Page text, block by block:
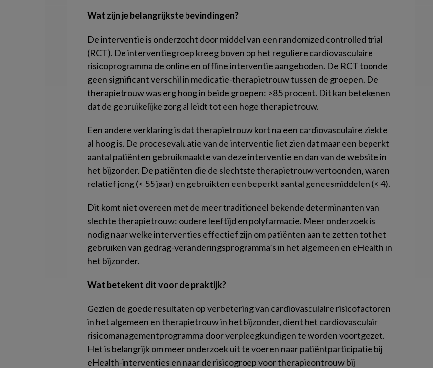
Wat zijn je belangrijkste bevindingen?
De interventie is onderzocht door middel van een randomized controlled trial
(RCT). De interventiegroep kreeg boven op het reguliere cardiovasculaire
risicoprogramma de online en offline interventie aangeboden. De RCT toonde
geen significant verschil in medicatie-therapietrouw tussen de groepen. De
therapietrouw was erg hoog in beide groepen: >85 procent. Dit kan betekenen
dat de gebruikelijke zorg al leidt tot een hoge therapietrouw.
Een andere verklaring is dat therapietrouw kort na een cardiovasculaire ziekte
al hoog is. De procesevaluatie van de interventie liet zien dat maar een beperkt
aantal patiënten gebruikmaakte van deze interventie en dan van de website in
het bijzonder. De patiënten die de slechtste therapietrouw vertoonden, waren
relatief jong (< 55 jaar) en gebruikten een beperkt aantal geneesmiddelen (< 4).
Dit komt niet overeen met de meer traditioneel bekende determinanten van
slechte therapietrouw: oudere leeftijd en polyfarmacie. Meer onderzoek is
nodig naar welke interventies effectief zijn om patiënten aan te zetten tot het
gebruiken van gedrag-veranderingsprogramma’s in het algemeen en eHealth in
het bijzonder.
Wat betekent dit voor de praktijk?
Gezien de goede resultaten op verbetering van cardiovasculaire risicofactoren
in het algemeen en therapietrouw in het bijzonder, dient het cardiovasculair
risicomanagementprogramma door verpleegkundigen te worden voortgezet.
Het is belangrijk om meer onderzoek uit te voeren naar patiëntparticipatie bij
eHealth-interventies en naar de risicogroep voor therapieontrouw bij